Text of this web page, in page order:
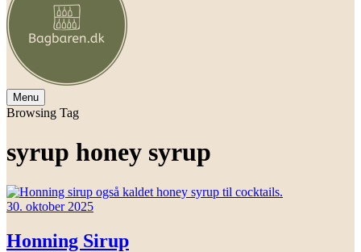
Menu
Browsing Tag
syrup honey syrup
30. oktober 2025
Honning Sirup